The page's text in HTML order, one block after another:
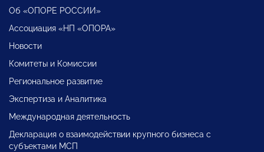
Об «ОПОРЕ РОССИИ»
Ассоциация «НП «ОПОРА»
Новости
Комитеты и Комиссии
Региональное развитие
Экспертиза и Аналитика
Международная деятельность
Декларация о взаимодействии крупного бизнеса с
субъектами МСП